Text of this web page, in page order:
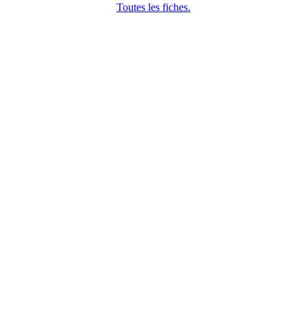
Toutes les fiches.